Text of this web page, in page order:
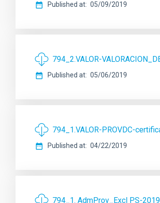
Published at 05/09/2019
794_2.VALOR-
Published at 05/06/2019
794_1.VALOR-PROVDC-
Published at 04/22/2019
794_1. AdmProv_Excl PS-